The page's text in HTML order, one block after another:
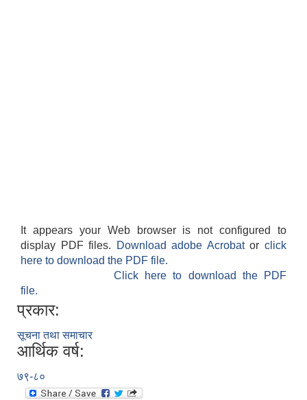
It appears your Web browser is not configured to
display PDF files.
Download adobe Acrobatorclick
here to download the PDF file.
Click here to download the PDF
file.
प्रकार:
सूचना तथा समाचार
आर्थिक वर्ष:
७९-८०